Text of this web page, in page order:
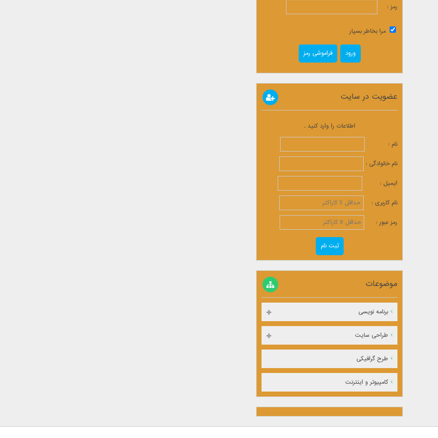
رمز :
مرا بخاطر بسپار
فراموشی رمز
عضویت در سایت
اطلاعات را وارد کنید .
نام :
نام خانوادگی :
ایمیل :
نام کاربری :
رمز عبور :
موضوعات
برنامه نویسی
طراحی سایت
طرح گرافیکی
کامپیوتر و اینترنت